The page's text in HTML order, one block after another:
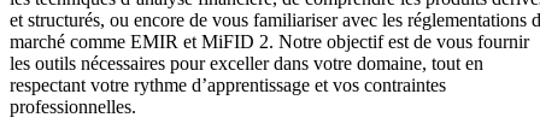
et structurés, ou encore de vous familiariser avec les réglementations
marché comme EMIR et MiFID 2. Notre objectif est de vous fournir
les outils nécessaires pour exceller dans votre domaine, tout en
respectant votre rythme d’apprentissage et vos contraintes
professionnelles.